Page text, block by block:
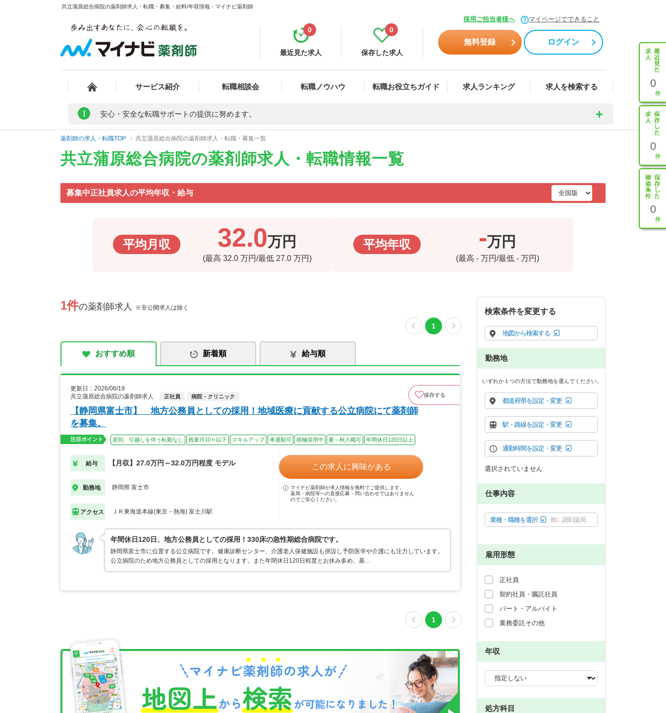
共立蒲原総合病院の薬剤師求人・転職・募集・給料/年収情報 - マイナビ薬剤師
採用ご担当者様へ マイページでできること
最近見た求人
0
保存した求人
0
無料登録 ログイン
サービス紹介 転職相談会 転職ノウハウ 転職お役立ちガイド 求人ランキング 求人を検索する 0
0
0
! 安心・安全な転職サポートの提供に努めます。
薬剤師の求人・転職TOP 共立蒲原総合病院の薬剤師求人・転職・募集一覧
共立蒲原総合病院の薬剤師求人・転職情報一覧
募集中正社員求人の平均年収・給与
平均月収 32.0万円
(最高 32.0 万円/最低 27.0 万円)
平均年収 -万円
(最高 - 万円/最低 - 万円)
1件の薬剤師求人 ※非公開求人は除く
1
おすすめ順 新着順 給与順
更新日：2026/06/19
共立蒲原総合病院の薬剤師求人
正社員 病院・クリニック 保存する
【静岡県富士市】 地方公務員としての採用！地域医療に貢献する公立病院にて薬剤師
を募集。
注目ポイント 原則、引越しを伴う転勤なし 残業月10ｈ以下 スキルアップ 車通勤可 積極採用中 夏～秋入職可 年間休日120日以上
給与 【月収】27.0万円～32.0万円程度 モデル
勤務地 静岡県 富士市
アクセス ＪＲ東海道本線(東京－熱海) 富士川駅
この求人に興味がある
マイナビ薬剤師が求人情報を無料でご提供します。
薬局・病院等への直接応募・問い合わせではありません
のでご安心ください。
年間休日120日、地方公務員としての採用！330床の急性期総合病院です。
静岡県富士市に位置する公立病院です。健康診断センター、介護老人保健施設も併設し予防医学や介護にも注力しています。
公立病院のため地方公務員としての採用となります。また年間休日120日程度とお休み多め、基…
1
検索条件を変更する
地図から検索する
勤務地
いずれか１つの方法で勤務地を選んでください。
都道府県を設定・変更
駅・路線を設定・変更
通勤時間を設定・変更
選択されていません
仕事内容
業種・職種を選択 例）調剤薬局
雇用形態
正社員
契約社員・嘱託社員
パート・アルバイト
業務委託その他
年収
処方科目